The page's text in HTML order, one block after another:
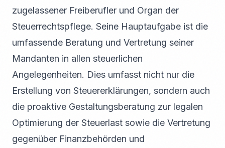
zugelassener Freiberufler und Organ der
Steuerrechtspflege. Seine Hauptaufgabe ist die
umfassende Beratung und Vertretung seiner
Mandanten in allen steuerlichen
Angelegenheiten. Dies umfasst nicht nur die
Erstellung von Steuererklärungen, sondern auch
die proaktive Gestaltungsberatung zur legalen
Optimierung der Steuerlast sowie die Vertretung
gegenüber Finanzbehörden und